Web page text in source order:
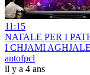
11:15
NATALE PER I
I CHJAMI
antofpcl
il y a 4 ans